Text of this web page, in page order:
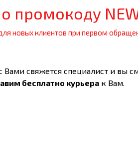
промокоду
новых клиентов при первом
Вами свяжется специалист и вы
бесплатно курьера к Вам.